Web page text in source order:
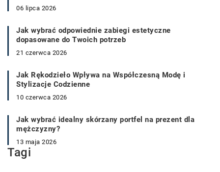
06 lipca 2026
Jak wybrać odpowiednie zabiegi estetyczne
dopasowane do Twoich potrzeb
21 czerwca 2026
Jak Rękodzieło Wpływa na Współczesną Modę i
Stylizacje Codzienne
10 czerwca 2026
Jak wybrać idealny skórzany portfel na prezent dla
mężczyzny?
13 maja 2026
Tagi